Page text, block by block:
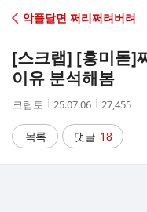
C
A
악플달면 쩌리쩌려버려
[스크랩] [흥미돋]
이유 분석해봄
작
자
크립토
작
시
간
25.07.06
조
수
27,455
목록 댓글 18